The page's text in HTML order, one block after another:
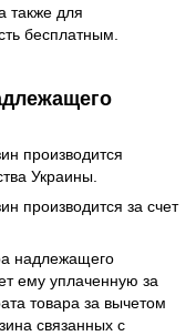
также для
бесплатным.
производится
Украины.
производится за счет
надлежащего
ему уплаченную за
товара за вычетом
связанных с